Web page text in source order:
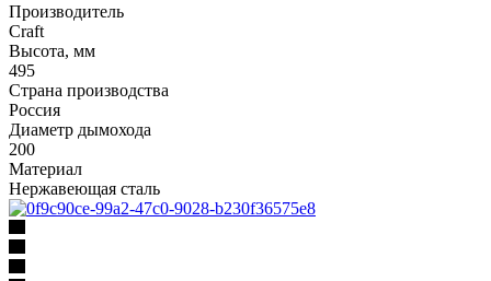
Производитель
Craft
Высота, мм
495
Страна производства
Россия
Диаметр дымохода
200
Материал
Нержавеющая сталь